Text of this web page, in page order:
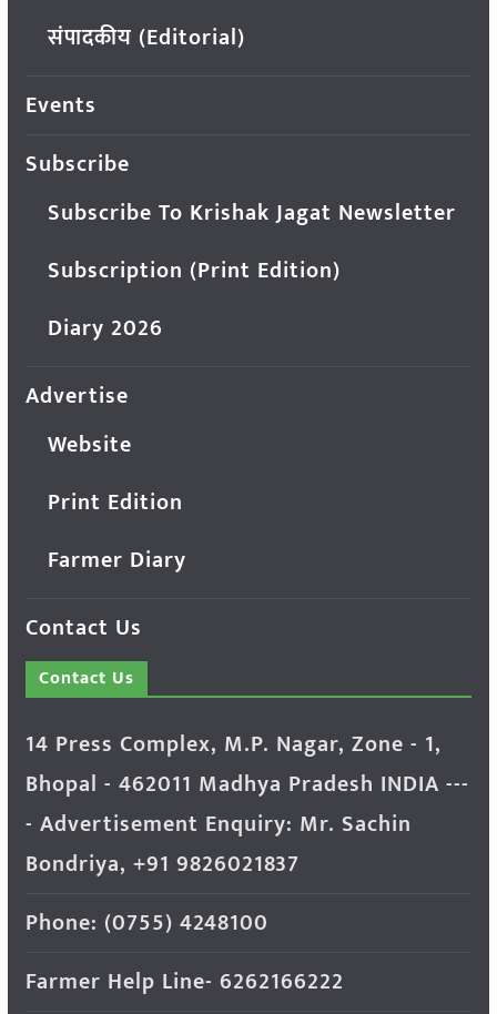
संपादकीय (Editorial)
Events
Subscribe
Subscribe To Krishak Jagat Newsletter
Subscription (Print Edition)
Diary 2026
Advertise
Website
Print Edition
Farmer Diary
Contact Us
Contact Us
14 Press Complex, M.P. Nagar, Zone - 1,
Bhopal - 462011 Madhya Pradesh INDIA ---
- Advertisement Enquiry: Mr. Sachin
Bondriya, +91 9826021837
Phone: (0755) 4248100
Farmer Help Line- 6262166222